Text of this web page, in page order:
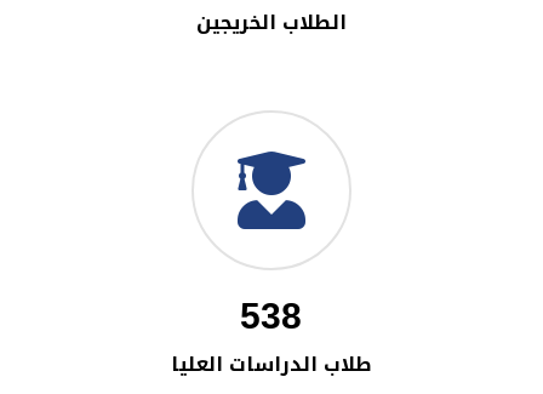
الطلاب الخريجين
538
طلاب الدراسات العليا